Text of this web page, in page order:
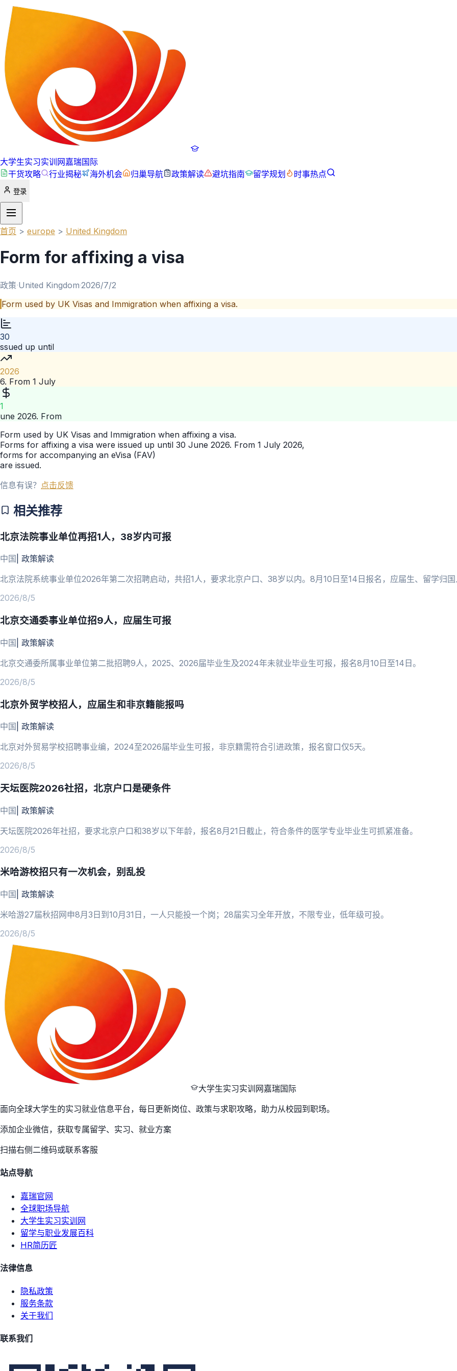
大学生实习实训网嘉瑞国际
干货攻略
行业揭秘 海外机会 归巢导航 政策解读 避坑指南 留学规划 时事热点
登录
首页 > europe > United Kingdom
Form for affixing a visa
政策·United Kingdom·2026/7/2
Form used by UK Visas and Immigration when affixing a visa.
30
ssued up until
2026
6. From 1 July
1
une 2026. From
Form used by UK Visas and Immigration when affixing a visa.
Forms for affixing a visa were issued up until 30 June 2026. From 1 July 2026,
forms for accompanying an eVisa (FAV)
are issued.
信息有误？ 点击反馈
相关推荐
北京法院事业单位再招1人，38岁内可报
中国 政策解读
北京法院系统事业单位2026年第二次招聘启动，共招1人，要求北京户口、38岁以内。8月10日至14日报名，应届生、留学归国
2026/8/5
北京交通委事业单位招9人，应届生可报
中国 政策解读
北京交通委所属事业单位第二批招聘9人，2025、2026届毕业生及2024年未就业毕业生可报，报名8月10日至14日。
2026/8/5
北京外贸学校招人，应届生和非京籍能报吗
中国 政策解读
北京对外贸易学校招聘事业编，2024至2026届毕业生可报，非京籍需符合引进政策，报名窗口仅5天。
2026/8/5
天坛医院2026社招，北京户口是硬条件
中国 政策解读
天坛医院2026年社招，要求北京户口和38岁以下年龄，报名8月21日截止，符合条件的医学专业毕业生可抓紧准备。
2026/8/5
米哈游校招只有一次机会，别乱投
中国 政策解读
米哈游27届秋招网申8月3日到10月31日，一人只能投一个岗；28届实习全年开放，不限专业，低年级可投。
2026/8/5
大学生实习实训网嘉瑞国际
面向全球大学生的实习就业信息平台，每日更新岗位、政策与求职攻略，助力从校园到职场。
添加企业微信，获取专属留学、实习、就业方案
扫描右侧二维码或联系客服
站点导航
嘉瑞官网
全球职场导航
大学生实习实训网
留学与职业发展百科
HR简历匠
法律信息
隐私政策
服务条款
关于我们
联系我们